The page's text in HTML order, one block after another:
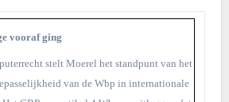
vooraf ging
stelt Moerel het standpunt van het
van de Wbp in internationale